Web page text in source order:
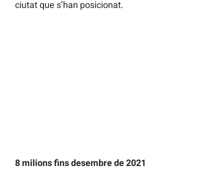
ciutat que s’han posicionat.
8 milions fins desembre de 2021